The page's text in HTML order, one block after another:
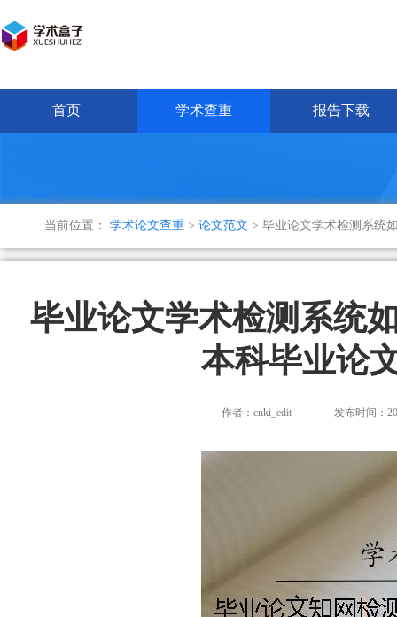
首页 学术查重 报告下载
当前位置： 学术论文查重 > 论文范文 > 毕业论文学术检测系统
毕业论文学术检测系统
本科毕业论
作者：cnki_edit 发布时间：